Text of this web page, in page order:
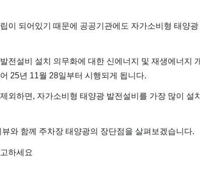
이 되어있기 때문에 공공기관에도 자가소비형 태양광
전설비 설치 의무화에 대한 신에너지 및 재생에너지
25년 11월 28일부터 시행되게 됩니다.
외하면, 자가소비형 태양광 발전설비를 가장 많이 설
와 함께 주차장 태양광의 장단점을 살펴보겠습니다.
하세요